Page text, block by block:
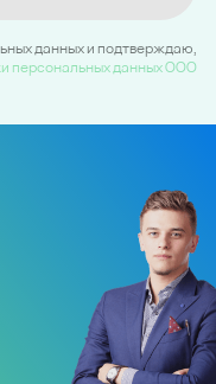
данных и подтверждаю,
персональных данных ООО